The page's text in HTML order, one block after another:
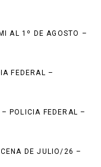
AL 1º DE AGOSTO –
FEDERAL –
POLICIA FEDERAL –
DE JULIO/26 –